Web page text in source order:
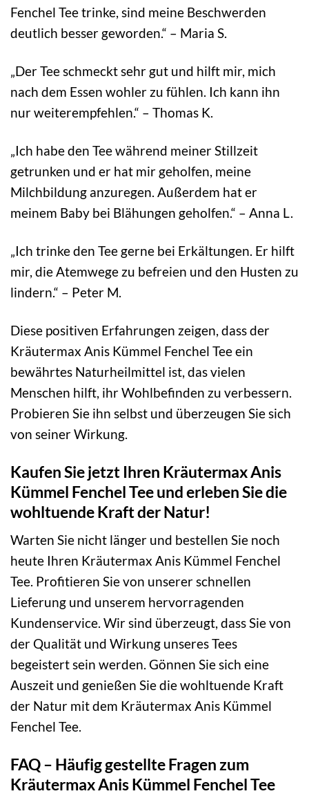
Fenchel Tee trinke, sind meine Beschwerden
deutlich besser geworden.“ – Maria S.
„Der Tee schmeckt sehr gut und hilft mir, mich
nach dem Essen wohler zu fühlen. Ich kann ihn
nur weiterempfehlen.“ – Thomas K.
„Ich habe den Tee während meiner Stillzeit
getrunken und er hat mir geholfen, meine
Milchbildung anzuregen. Außerdem hat er
meinem Baby bei Blähungen geholfen.“ – Anna L.
„Ich trinke den Tee gerne bei Erkältungen. Er hilft
mir, die Atemwege zu befreien und den Husten zu
lindern.“ – Peter M.
Diese positiven Erfahrungen zeigen, dass der
Kräutermax Anis Kümmel Fenchel Tee ein
bewährtes Naturheilmittel ist, das vielen
Menschen hilft, ihr Wohlbefinden zu verbessern.
Probieren Sie ihn selbst und überzeugen Sie sich
von seiner Wirkung.
Kaufen Sie jetzt Ihren Kräutermax Anis
Kümmel Fenchel Tee und erleben Sie die
wohltuende Kraft der Natur!
Warten Sie nicht länger und bestellen Sie noch
heute Ihren Kräutermax Anis Kümmel Fenchel
Tee. Profitieren Sie von unserer schnellen
Lieferung und unserem hervorragenden
Kundenservice. Wir sind überzeugt, dass Sie von
der Qualität und Wirkung unseres Tees
begeistert sein werden. Gönnen Sie sich eine
Auszeit und genießen Sie die wohltuende Kraft
der Natur mit dem Kräutermax Anis Kümmel
Fenchel Tee.
FAQ – Häufig gestellte Fragen zum
Kräutermax Anis Kümmel Fenchel Tee